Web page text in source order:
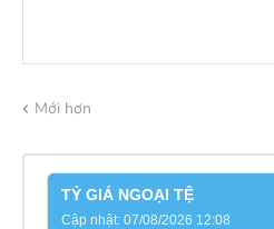
Mới hơn
TỶ GIÁ NGOẠI TỆ
Cập nhật: 07/08/2026 12:08